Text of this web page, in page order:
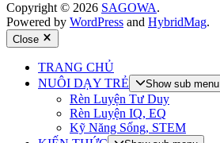
Copyright © 2026 SAGOWA.
Powered by WordPress and HybridMag.
Close
TRANG CHỦ
NUÔI DẠY TRẺ
Show sub menu
Rèn Luyện Tư Duy
Rèn Luyện IQ, EQ
Kỹ Năng Sống, STEM